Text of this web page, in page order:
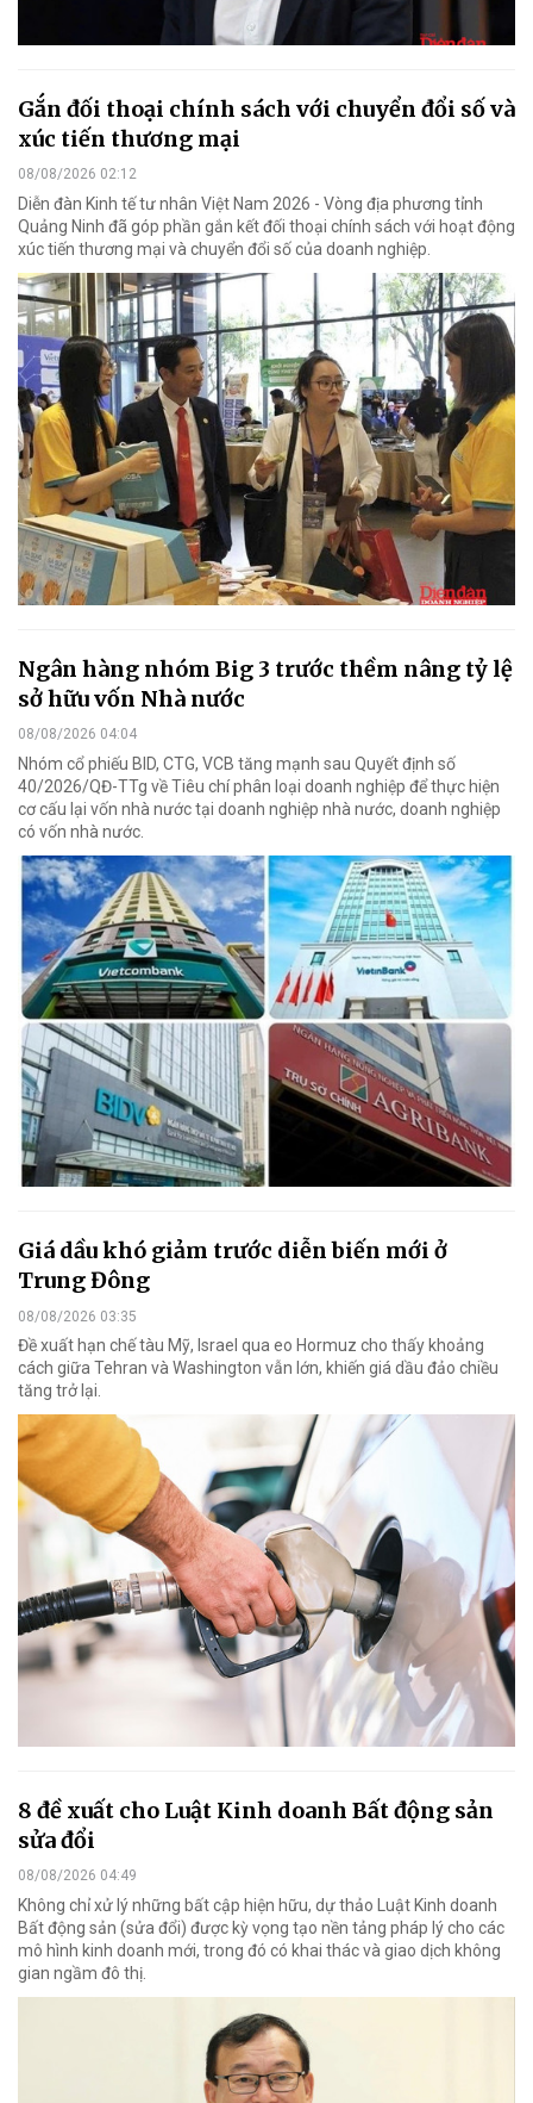
Gắn đối thoại chính sách với chuyển đổi số và
xúc tiến thương mại
08/08/2026 02:12
Diễn đàn Kinh tế tư nhân Việt Nam 2026 - Vòng địa phương tỉnh
Quảng Ninh đã góp phần gắn kết đối thoại chính sách với hoạt động
xúc tiến thương mại và chuyển đổi số của doanh nghiệp.
Ngân hàng nhóm Big 3 trước thềm nâng tỷ lệ
sở hữu vốn Nhà nước
08/08/2026 04:04
Nhóm cổ phiếu BID, CTG, VCB tăng mạnh sau Quyết định số
40/2026/QĐ-TTg về Tiêu chí phân loại doanh nghiệp để thực hiện
cơ cấu lại vốn nhà nước tại doanh nghiệp nhà nước, doanh nghiệp
có vốn nhà nước.
Giá dầu khó giảm trước diễn biến mới ở
Trung Đông
08/08/2026 03:35
Đề xuất hạn chế tàu Mỹ, Israel qua eo Hormuz cho thấy khoảng
cách giữa Tehran và Washington vẫn lớn, khiến giá dầu đảo chiều
tăng trở lại.
8 đề xuất cho Luật Kinh doanh Bất động sản
sửa đổi
08/08/2026 04:49
Không chỉ xử lý những bất cập hiện hữu, dự thảo Luật Kinh doanh
Bất động sản (sửa đổi) được kỳ vọng tạo nền tảng pháp lý cho các
mô hình kinh doanh mới, trong đó có khai thác và giao dịch không
gian ngầm đô thị.